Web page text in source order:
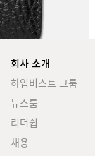
회사 소개
하입비스트 그룹
뉴스룸
리더쉽
채용